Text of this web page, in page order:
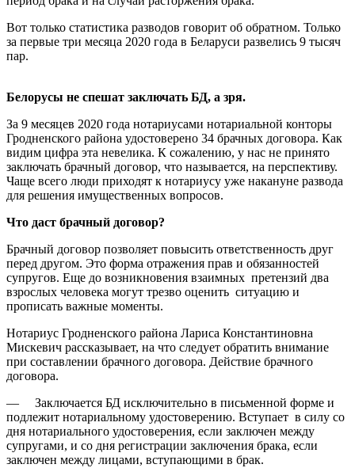
Вот только статистика разводов говорит об обратном. Только
за первые три месяца 2020 года в Беларуси развелись 9 тысяч
пар.
Белорусы не спешат заключать БД, а зря.
За 9 месяцев 2020 года нотариусами нотариальной конторы
Гродненского района удостоверено 34 брачных договора. Как
видим цифра эта невелика. К сожалению, у нас не принято
заключать брачный договор, что называется, на перспективу.
Чаще всего люди приходят к нотариусу уже накануне развода
для решения имущественных вопросов.
Что даст брачный договор?
Брачный договор позволяет повысить ответственность друг
перед другом. Это форма отражения прав и обязанностей
супругов. Еще до возникновения взаимных претензий два
взрослых человека могут трезво оценить ситуацию и
прописать важные моменты.
Нотариус Гродненского района Лариса Константиновна
Мискевич рассказывает, на что следует обратить внимание
при составлении брачного договора. Действие брачного
договора.
— Заключается БД исключительно в письменной форме и
подлежит нотариальному удостоверению. Вступает в силу со
дня нотариального удостоверения, если заключен между
супругами, и со дня регистрации заключения брака, если
заключен между лицами, вступающими в брак.